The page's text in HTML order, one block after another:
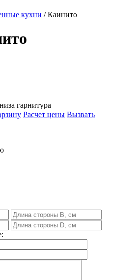
кухни / Каинито
гарнитура
Расчет цены Вызвать